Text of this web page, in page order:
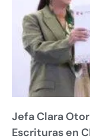
Jefa Clara
Escrituras en